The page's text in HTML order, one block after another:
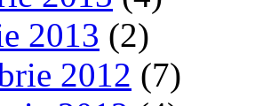
2013 (2)
2012 (7)